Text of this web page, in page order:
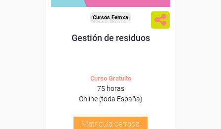
Cursos Femxa
Gestión de residuos
Curso Gratuito
75 horas
Online (toda España)
Matrícula cerrada